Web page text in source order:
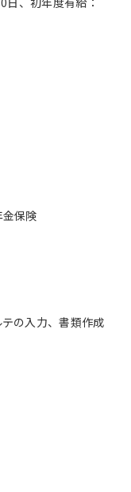
保険
の入力、書類作成